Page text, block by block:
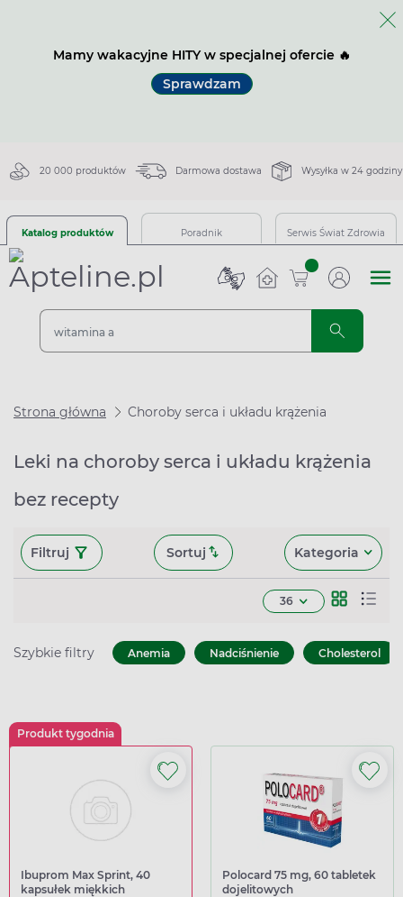
Mamy wakacyjne HITY w specjalnej ofercie 🔥
Sprawdzam
20 000 produktów Darmowa dostawa Wysyłka w 24 godziny
Katalog produktów Poradnik Serwis Świat Zdrowia
sztuk
Strona główna Choroby serca i układu krążenia
Leki na choroby serca i układu krążenia
bez recepty
Filtruj Sortuj Kategoria
36
Szybkie filtry Anemia Nadciśnienie Cholesterol
Produkt tygodnia
Ibuprom Max Sprint, 40
kapsułek miękkich
Polocard 75 mg, 60 tabletek
dojelitowych